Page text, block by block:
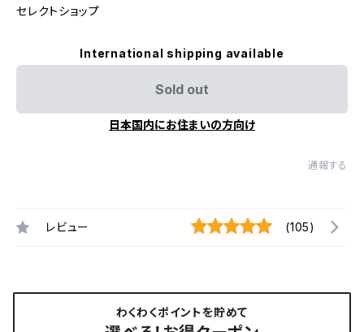
セレクトショップ
International shipping available
Sold out
日本国内にお住まいの方向け
通報する
レビュー (105)
わくわくポイントを貯めて